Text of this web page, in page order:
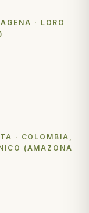
· LORO
· COLOMBIA,
(AMAZONA